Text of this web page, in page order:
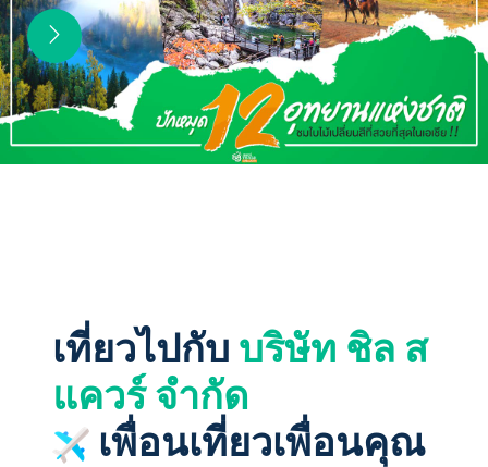
เที่ยวไปกับ บริษัท ชิล ส
แควร์ จำกัด
เพื่อนเที่ยวเพื่อนคุณ